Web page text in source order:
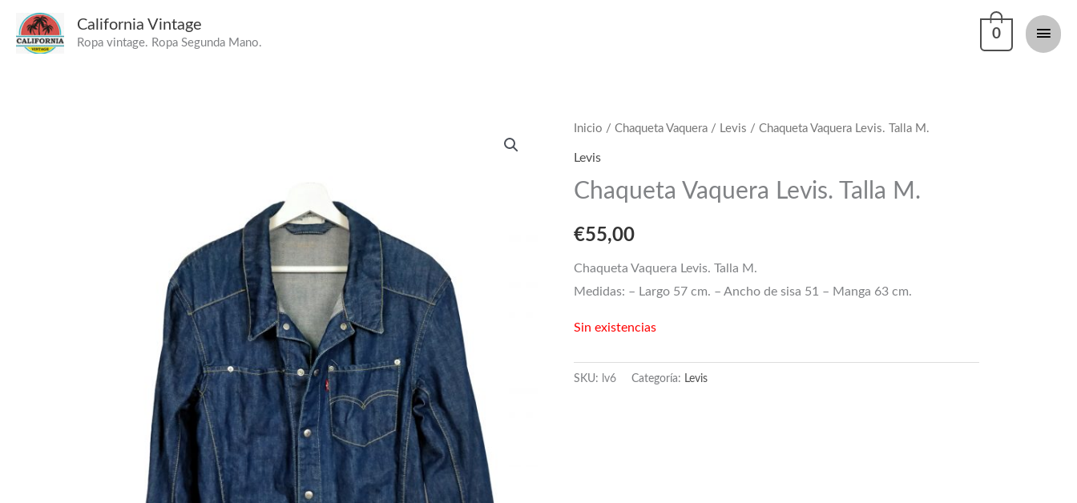
contenido
California Vintage
Ropa vintage. Ropa Segunda Mano.
0
Inicio / Chaqueta Vaquera / Levis / Chaqueta Vaquera Levis. Talla M.
Levis
Chaqueta Vaquera Levis. Talla M.
€55,00
Chaqueta Vaquera Levis. Talla M.
Medidas: – Largo 57 cm. – Ancho de sisa 51 – Manga 63 cm.
Sin existencias
SKU: lv6 Categoría: Levis